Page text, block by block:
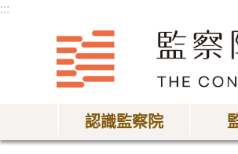
:::
認識監察院